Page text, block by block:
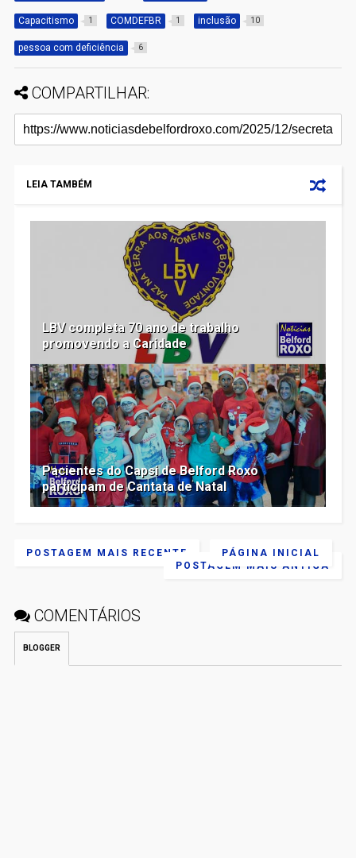
Capacitismo 1 COMDEFBR 1 inclusão 10
pessoa com deficiência 6
COMPARTILHAR:
LEIA TAMBÉM
LBV completa 70 ano de trabalho
promovendo a Caridade
Pacientes do Capsi de Belford Roxo
participam de Cantata de Natal
POSTAGEM MAIS RECENTE
POSTAGEM MAIS ANTIGA
PÁGINA INICIAL
COMENTÁRIOS
BLOGGER